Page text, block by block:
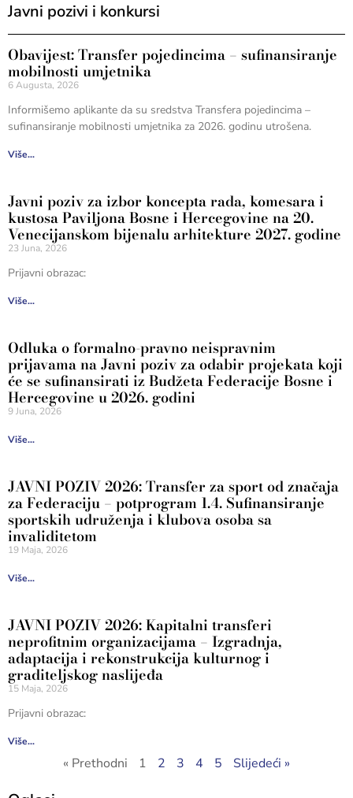
Javni pozivi i konkursi
Obavijest: Transfer pojedincima – sufinansiranje
mobilnosti umjetnika
6 Augusta, 2026
Informišemo aplikante da su sredstva Transfera pojedincima –
sufinansiranje mobilnosti umjetnika za 2026. godinu utrošena.
Više...
Javni poziv za izbor koncepta rada, komesara i
kustosa Paviljona Bosne i Hercegovine na 20.
Venecijanskom bijenalu arhitekture 2027. godine
23 Juna, 2026
Prijavni obrazac:
Više...
Odluka o formalno-pravno neispravnim
prijavama na Javni poziv za odabir projekata koji
će se sufinansirati iz Budžeta Federacije Bosne i
Hercegovine u 2026. godini
9 Juna, 2026
Više...
JAVNI POZIV 2026: Transfer za sport od značaja
za Federaciju – potprogram 1.4. Sufinansiranje
sportskih udruženja i klubova osoba sa
invaliditetom
19 Maja, 2026
Više...
JAVNI POZIV 2026: Kapitalni transferi
neprofitnim organizacijama – Izgradnja,
adaptacija i rekonstrukcija kulturnog i
graditeljskog naslijeđa
15 Maja, 2026
Prijavni obrazac:
Više...
« Prethodni 1 2 3 4 5 Slijedeći »